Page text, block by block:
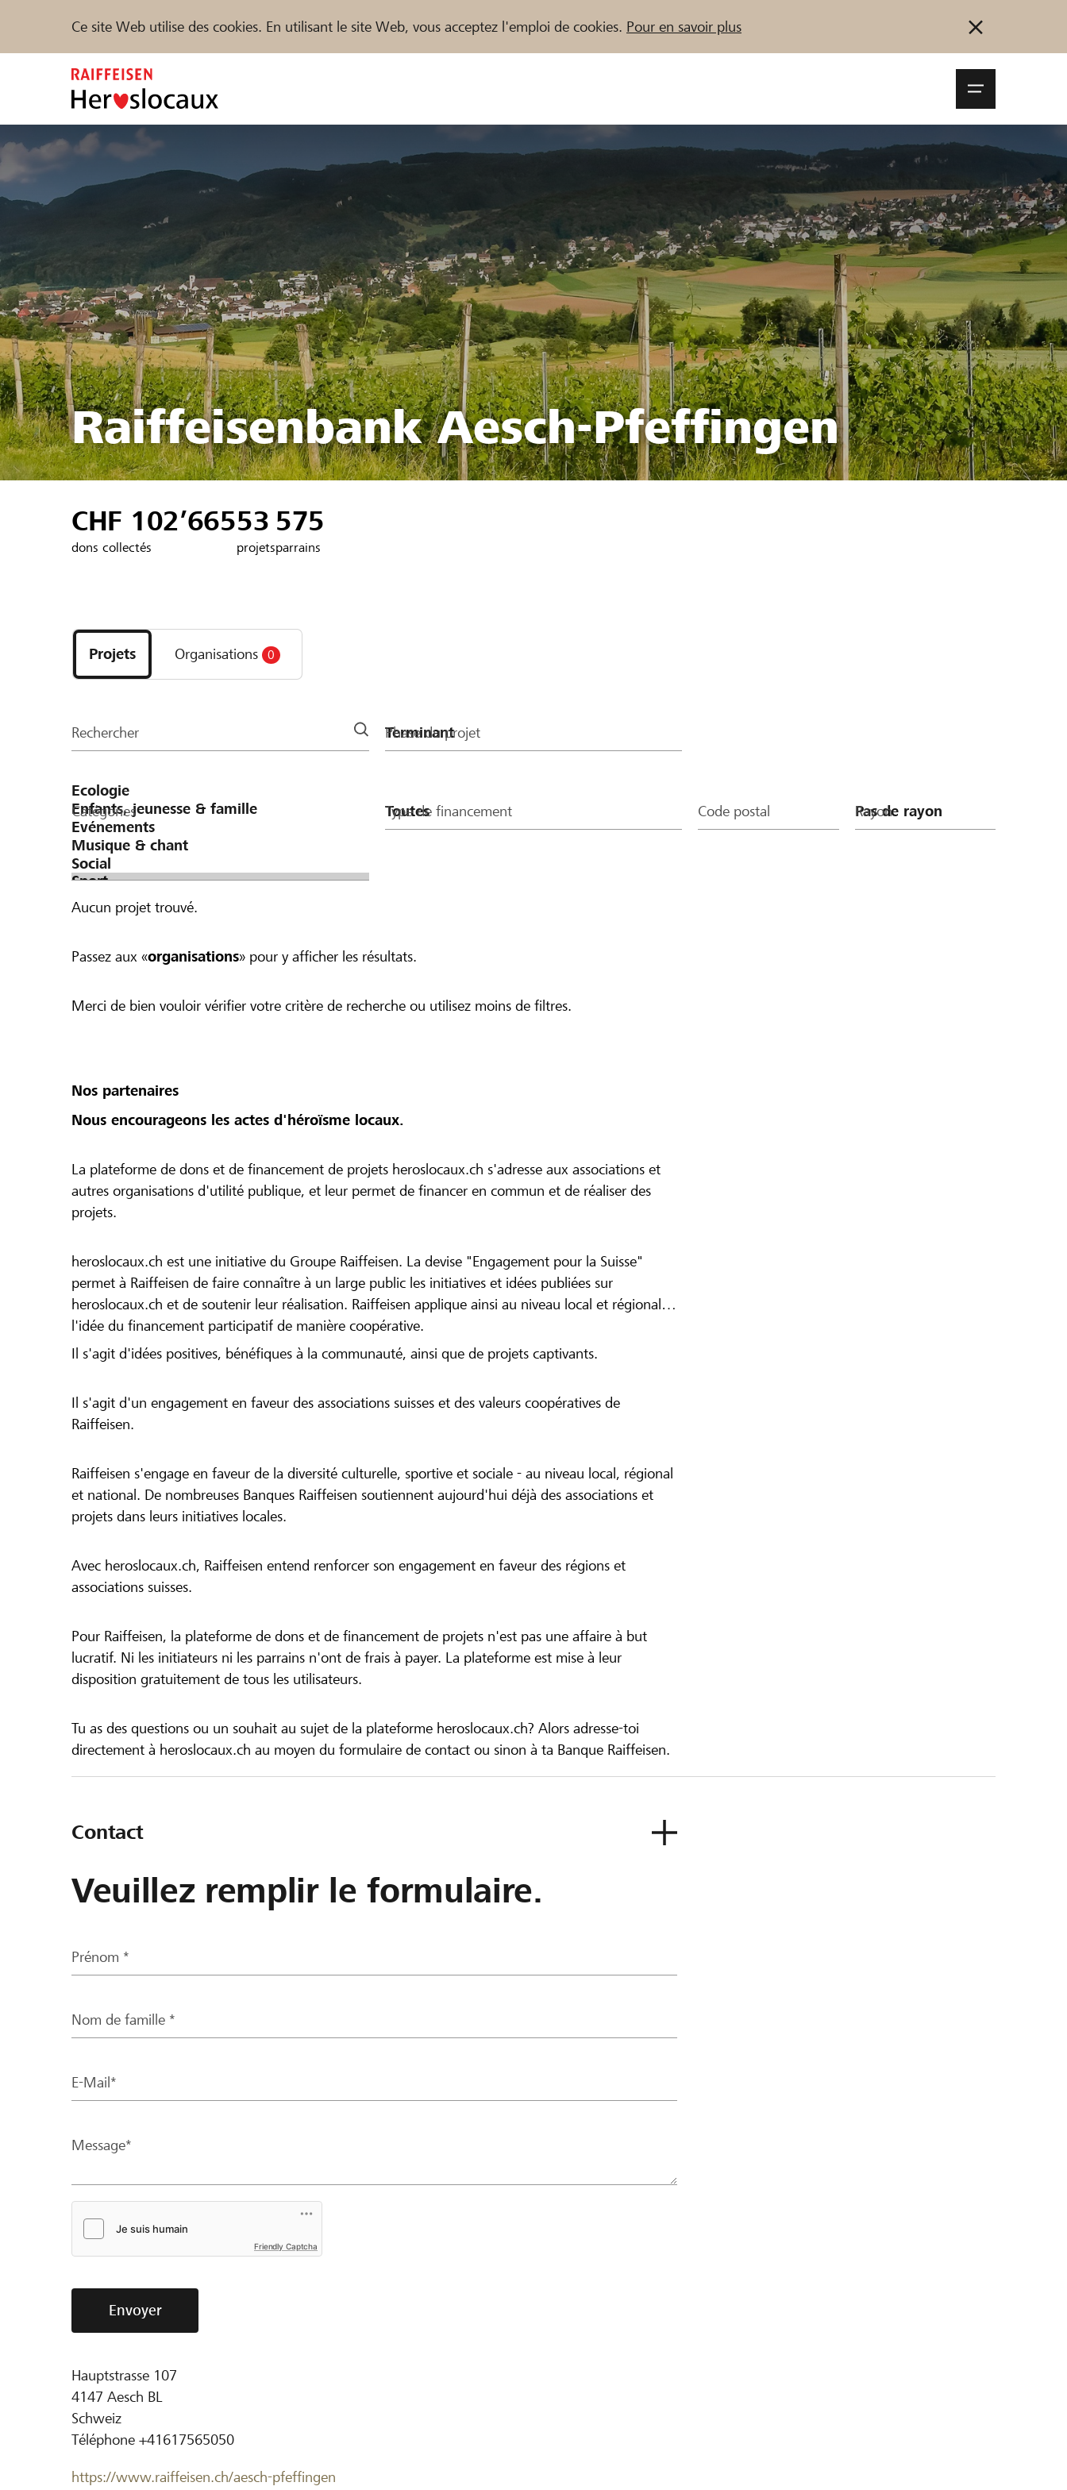
Ce site Web utilise des cookies. En utilisant le site Web, vous acceptez l'emploi de cookies. Pour en savoir plus
Parrainer Partenaires / Banques Raiffeisen Se connecter S'inscrire
Trouvez des projets et des organisations Démarrez maintenant
DE FR IT
Raiffeisenbank Aesch-Pfeffingen
CHF 102’665
dons collectés
53
projets
575
parrains
les
projets
et
la
Projets Organisations 0
Rechercher Phase du projet
Catégories Type de financement Code postal Rayon
Aucun projet trouvé.
Passez aux «organisations» pour y afficher les résultats.
Merci de bien vouloir vérifier votre critère de recherche ou utilisez moins de filtres.
Nos partenaires
Nous encourageons les actes d'héroïsme locaux.
La plateforme de dons et de financement de projets heroslocaux.ch s'adresse aux associations et
autres organisations d'utilité publique, et leur permet de financer en commun et de réaliser des
projets.
heroslocaux.ch est une initiative du Groupe Raiffeisen. La devise "Engagement pour la Suisse"
permet à Raiffeisen de faire connaître à un large public les initiatives et idées publiées sur
heroslocaux.ch et de soutenir leur réalisation. Raiffeisen applique ainsi au niveau local et régional
l'idée du financement participatif de manière coopérative.
Il s'agit d'idées positives, bénéfiques à la communauté, ainsi que de projets captivants.
Il s'agit d'un engagement en faveur des associations suisses et des valeurs coopératives de
Raiffeisen.
Raiffeisen s'engage en faveur de la diversité culturelle, sportive et sociale - au niveau local, régional
et national. De nombreuses Banques Raiffeisen soutiennent aujourd'hui déjà des associations et
projets dans leurs initiatives locales.
Avec heroslocaux.ch, Raiffeisen entend renforcer son engagement en faveur des régions et
associations suisses.
Pour Raiffeisen, la plateforme de dons et de financement de projets n'est pas une affaire à but
lucratif. Ni les initiateurs ni les parrains n'ont de frais à payer. La plateforme est mise à leur
disposition gratuitement de tous les utilisateurs.
Tu as des questions ou un souhait au sujet de la plateforme heroslocaux.ch? Alors adresse-toi
directement à heroslocaux.ch au moyen du formulaire de contact ou sinon à ta Banque Raiffeisen.
Contact
Veuillez remplir le formulaire.
Prénom *
Nom de famille *
E-Mail*
Message*
Friendly Captcha
Envoyer
Hauptstrasse 107
4147 Aesch BL
Schweiz
Téléphone +41617565050
https://www.raiffeisen.ch/aesch-pfeffingen